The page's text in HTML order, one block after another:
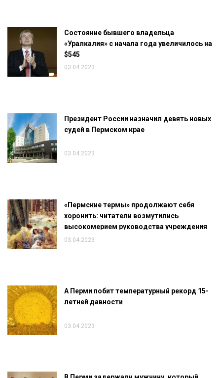
Состояние бывшего владельца
«Уралкалия» с начала года увеличилось на
$545
03.04.2023
Президент России назначил девять новых
судей в Пермском крае
03.04.2023
«Пермские термы» продолжают себя
хоронить: читатели возмутились
высокомерием руководства учреждения
03.04.2023
А Перми побит температурный рекорд 15-
летней давности
03.04.2023